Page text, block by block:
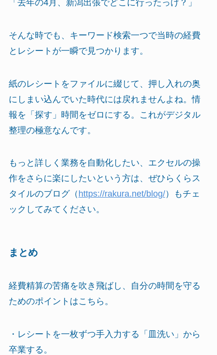
「去年の4月、新潟出張でどこに行ったっけ？」
そんな時でも、キーワード検索一つで当時の経費
とレシートが一瞬で見つかります。
紙のレシートをファイルに綴じて、押し入れの奥
にしまい込んでいた時代には戻れませんよね。情
報を「探す」時間をゼロにする。これがデジタル
整理の極意なんです。
もっと詳しく業務を自動化したい、エクセルの操
作をさらに楽にしたいという方は、ぜひらくらス
タイルのブログ（ https://rakura.net/blog/）もチェ
ックしてみてください。
まとめ
経費精算の苦痛を吹き飛ばし、自分の時間を守る
ためのポイントはこちら。
・レシートを一枚ずつ手入力する「皿洗い」から
卒業する。